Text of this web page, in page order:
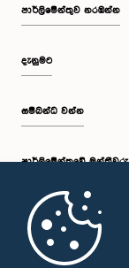
පාර්ලි‌මේන්තුව නරඹන්න
දැනුමට
සම්බන්ධ වන්න
පාර්ලි‌මේන්තුවේ මන්ත්‍රීවරු
මුල් පිටුව